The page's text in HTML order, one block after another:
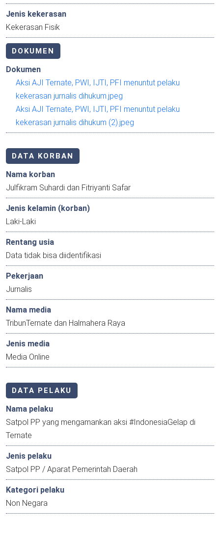
Jenis kekerasan
Kekerasan Fisik
DOKUMEN
Dokumen
Aksi AJI Ternate, PWI, IJTI, PFI menuntut pelaku
kekerasan jurnalis dihukum.jpeg
Aksi AJI Ternate, PWI, IJTI, PFI menuntut pelaku
kekerasan jurnalis dihukum (2).jpeg
DATA KORBAN
Nama korban
Julfikram Suhardi dan Fitriyanti Safar
Jenis kelamin (korban)
Laki-Laki
Rentang usia
Data tidak bisa diidentifikasi
Pekerjaan
Jurnalis
Nama media
TribunTernate dan Halmahera Raya
Jenis media
Media Online
DATA PELAKU
Nama pelaku
Satpol PP yang mengamankan aksi #IndonesiaGelap di
Ternate
Jenis pelaku
Satpol PP / Aparat Pemerintah Daerah
Kategori pelaku
Non Negara